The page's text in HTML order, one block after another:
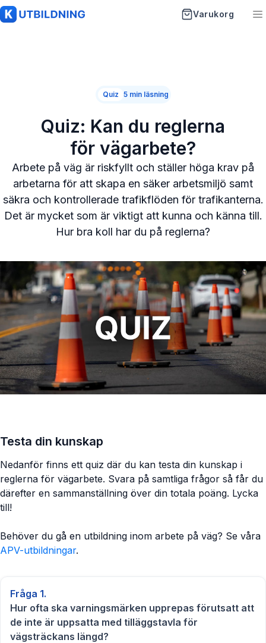
K-Utbildning
Varukorg
Vanliga frågor
Om oss
Kontakt
Quiz 5 min läsning
Quiz: Kan du reglerna
för vägarbete?
Arbete på väg är riskfyllt och ställer höga krav på
arbetarna för att skapa en säker arbetsmiljö samt
säkra och kontrollerade trafikflöden för trafikanterna.
Det är mycket som är viktigt att kunna och känna till.
Hur bra koll har du på reglerna?
Testa din kunskap
Nedanför finns ett quiz där du kan testa din kunskap i
reglerna för vägarbete. Svara på samtliga frågor så får du
därefter en sammanställning över din totala poäng. Lycka
till!
Behöver du gå en utbildning inom arbete på väg? Se våra
APV-utbildningar.
Fråga 1.
Hur ofta ska varningsmärken upprepas förutsatt att
de inte är uppsatta med tilläggstavla för
vägsträckans längd?